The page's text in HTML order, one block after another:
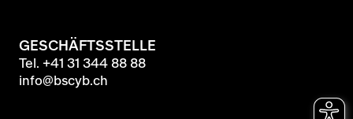
GESCHÄFTSSTELLE
Tel. +41 31 344 88 88
info@bscyb.ch